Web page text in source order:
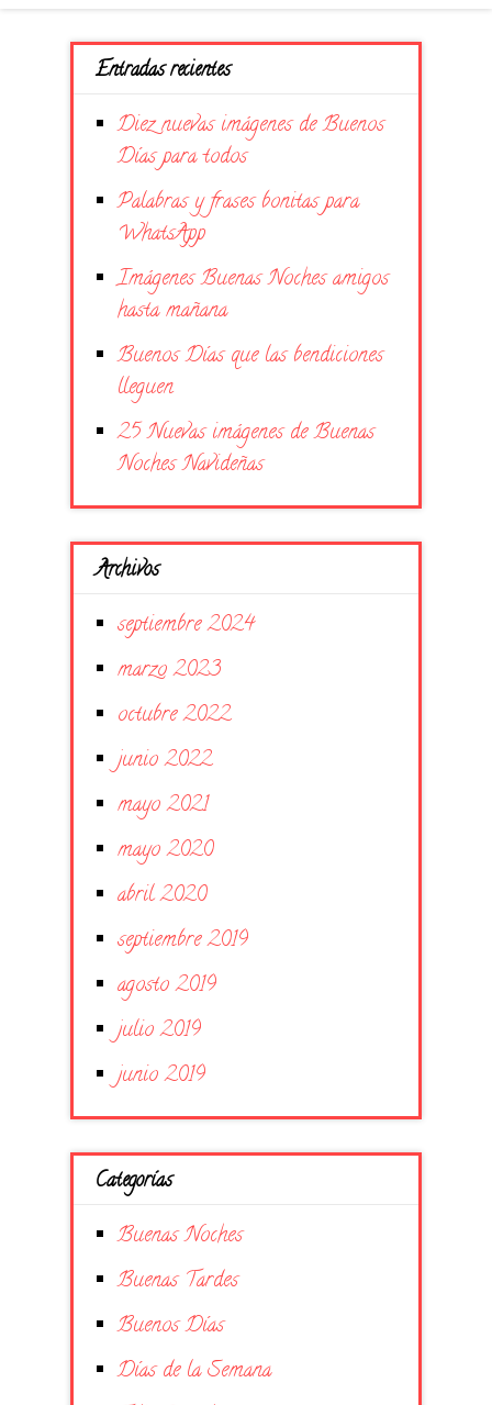
Entradas recientes
Diez nuevas imágenes de Buenos
Días para todos
Palabras y frases bonitas para
WhatsApp
Imágenes Buenas Noches amigos
hasta mañana
Buenos Días que las bendiciones
lleguen
25 Nuevas imágenes de Buenas
Noches Navideñas
Archivos
septiembre 2024
marzo 2023
octubre 2022
junio 2022
mayo 2021
mayo 2020
abril 2020
septiembre 2019
agosto 2019
julio 2019
junio 2019
Categorías
Buenas Noches
Buenas Tardes
Buenos Días
Días de la Semana